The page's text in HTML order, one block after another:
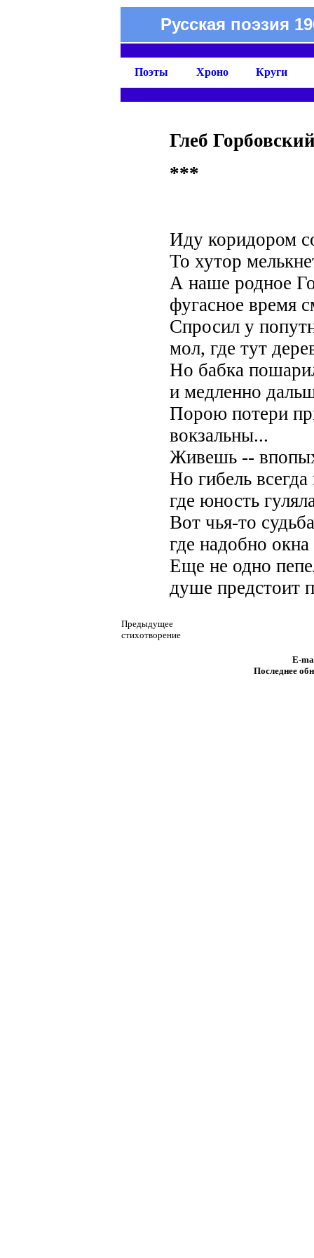
Русская поэзия
Поэты Хроно Круги
Глеб
***
Иду коридором
То хутор
А наше родное
фугасное время
Спросил у
мол, где тут
Но бабка
и медленно
Порою потери
вокзальны...
Живешь --
Но гибель
где юность
Вот чья-то
где надобно окна
Еще не одно
душе предстоит
Предыдущее
стихотворение
E-
Последнее